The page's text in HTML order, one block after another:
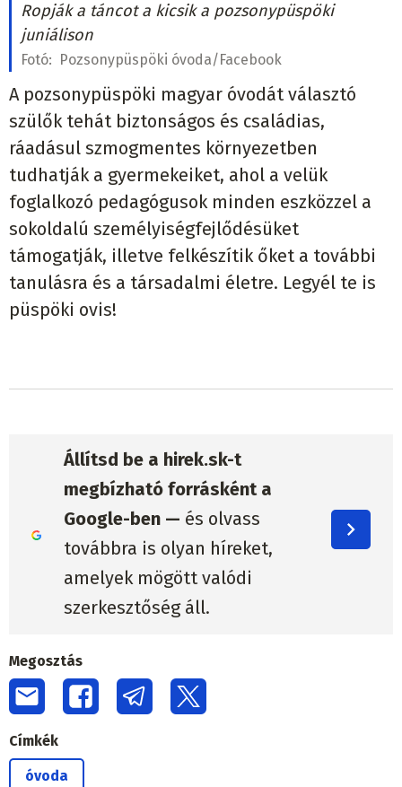
Ropják a táncot a kicsik a pozsonypüspöki
juniálison
Fotó: Pozsonypüspöki óvoda/Facebook
A pozsonypüspöki magyar óvodát választó
szülők tehát biztonságos és családias,
ráadásul szmogmentes környezetben
tudhatják a gyermekeiket, ahol a velük
foglalkozó pedagógusok minden eszközzel a
sokoldalú személyiségfejlődésüket
támogatják, illetve felkészítik őket a további
tanulásra és a társadalmi életre. Legyél te is
püspöki ovis!
Állítsd be a hirek.sk-t
megbízható forrásként a
Google-ben — és olvass
továbbra is olyan híreket,
amelyek mögött valódi
szerkesztőség áll.
Megosztás
Címkék
óvoda